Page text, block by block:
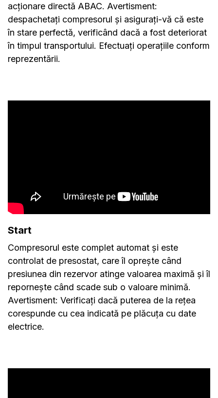
acționare directă ABAC. Avertisment:
despachetați compresorul și asigurați-vă că este
în stare perfectă, verificând dacă a fost deteriorat
în timpul transportului. Efectuați operațiile conform
reprezentării.
Start
Compresorul este complet automat și este
controlat de presostat, care îl oprește când
presiunea din rezervor atinge valoarea maximă și îl
repornește când scade sub o valoare minimă.
Avertisment: Verificați dacă puterea de la rețea
corespunde cu cea indicată pe plăcuța cu date
electrice.